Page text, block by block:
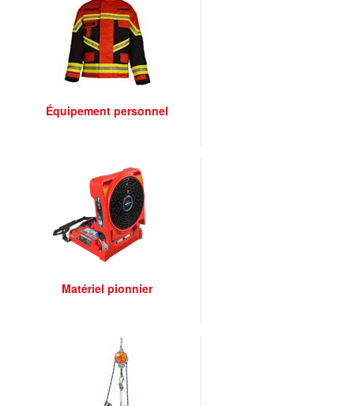
Équipement personnel
Matériel pionnier